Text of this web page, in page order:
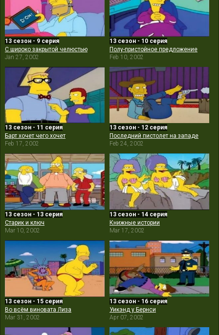
13 сезон - 9 серия
С широко закрытой челюстью
Jan 27, 2002
13 сезон - 10 серия
Полу-пристойное предложение
Feb 10, 2002
13 сезон - 11 серия
Барт хочет чего хочет
Feb 17, 2002
13 сезон - 12 серия
Последний пистолет на западе
Feb 24, 2002
13 сезон - 13 серия
Старик и ключ
Mar 10, 2002
13 сезон - 14 серия
Книжные истории
Mar 17, 2002
13 сезон - 15 серия
Во всём виновата Лиза
Mar 31, 2002
13 сезон - 16 серия
Уикэнд у Бернси
Apr 07, 2002